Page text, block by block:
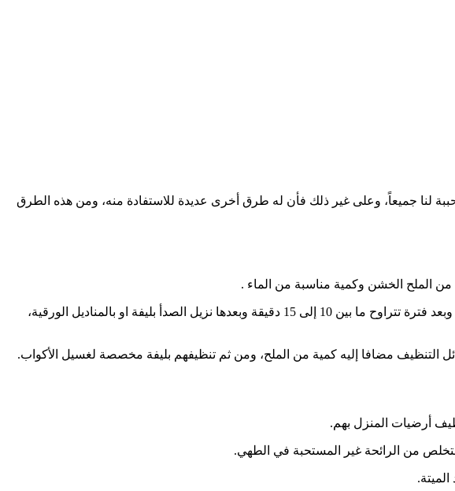
لنا جميعاً، وعلى غير ذلك فأن له طرق أخرى عديدة للاستفادة منه، ومن هذه الطرق
الملح الخشن وكمية مناسبة من الماء .
وذلك حتى تغطي الماء المقلاة بالكامل، ونترك المقلاة بداخل الوعاء ونقوم بنقعها، ثم نضيف قطرات من عصير الليمون ، وبعد فترة تتراوح ما بين 10 إلى 15 دقيقة وبعدها نزيل الصدأ بليفة او بالمناديل الورقية،
التنظيف مضافا إليه كمية من الملح، ومن ثم تنظيفهم بليفة مخصصة لغسيل الأكواب.
أرضيات المنزل بهم.
من الرائحة غير المستحبة في الطهي.